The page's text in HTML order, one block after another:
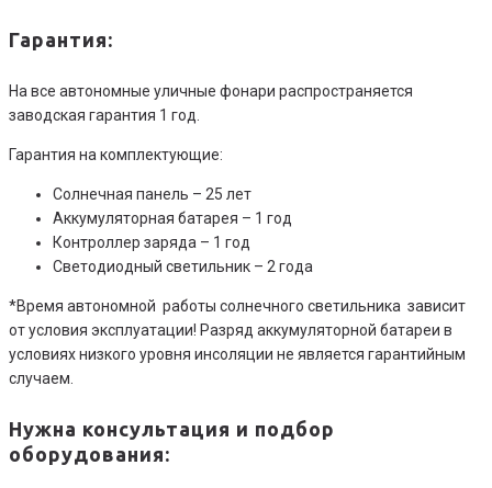
Гарантия:
На все автономные уличные фонари распространяется
заводская гарантия 1 год.
Гарантия на комплектующие:
Солнечная панель – 25 лет
Аккумуляторная батарея – 1 год
Контроллер заряда – 1 год
Светодиодный светильник – 2 года
*Время автономной работы солнечного светильника зависит
от условия эксплуатации! Разряд аккумуляторной батареи в
условиях низкого уровня инсоляции не является гарантийным
случаем.
Нужна консультация и подбор
оборудования: